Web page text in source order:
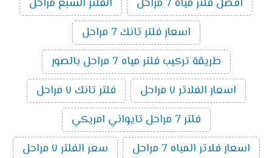
افضل فلتر مياه 7 مراحل
الفلتر السبع مراحل
اسعار فلتر تانك 7 مراحل
طريقة تركيب فلتر مياه 7 مراحل بالصور
اسعار الفلاتر ٧ مراحل
فلتر تانك ٧ مراحل
فلتر 7 مراحل تايواني امريكي
اسعار فلاتر المياه 7 مراحل
سعر الفلتر ٧ مراحل